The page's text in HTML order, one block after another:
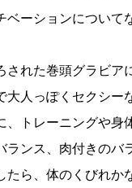
ベーションについて
れた巻頭グラビア
大人っぽくセクシー
、トレーニングや
ランス、肉付きの
たら、体のくびれか